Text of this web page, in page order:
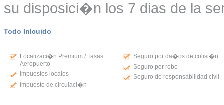
su disposici�n los 7 dias de la
Todo Inlcuido
Localizaci�n Premium / Tasas
Aeropuerto
Impuestos locales
Impuesto de circulaci�n
Seguro por da�os de colisi�n
Seguro por robo
Seguro de responsabilidad civil